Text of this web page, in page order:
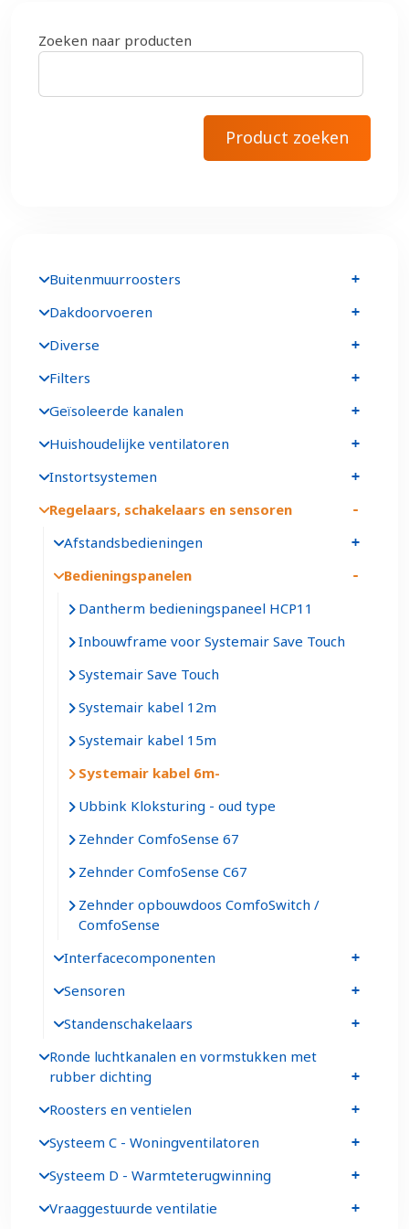
Zoeken naar producten
Buitenmuurroosters
Dakdoorvoeren
Diverse
Filters
Geïsoleerde kanalen
Huishoudelijke ventilatoren
Instortsystemen
Regelaars, schakelaars en sensoren
Afstandsbedieningen
Bedieningspanelen
Dantherm bedieningspaneel HCP11
Inbouwframe voor Systemair Save Touch
Systemair Save Touch
Systemair kabel 12m
Systemair kabel 15m
Systemair kabel 6m
Ubbink Kloksturing - oud type
Zehnder ComfoSense 67
Zehnder ComfoSense C67
Zehnder opbouwdoos ComfoSwitch /
ComfoSense
Interfacecomponenten
Sensoren
Standenschakelaars
Ronde luchtkanalen en vormstukken met
rubber dichting
Roosters en ventielen
Systeem C - Woningventilatoren
Systeem D - Warmteterugwinning
Vraaggestuurde ventilatie